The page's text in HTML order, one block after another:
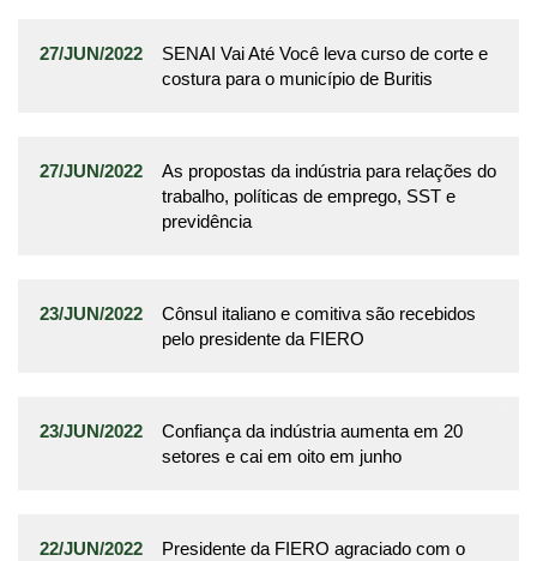
27/JUN/2022
SENAI Vai Até Você leva curso de corte e
costura para o município de Buritis
27/JUN/2022
As propostas da indústria para relações do
trabalho, políticas de emprego, SST e
previdência
23/JUN/2022
Cônsul italiano e comitiva são recebidos
pelo presidente da FIERO
23/JUN/2022
Confiança da indústria aumenta em 20
setores e cai em oito em junho
22/JUN/2022
Presidente da FIERO agraciado com o